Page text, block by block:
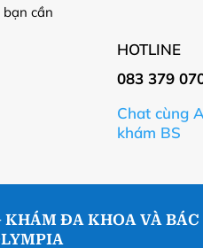
cần
HOTLINE
083 379
Chat cùng
khám BS
KHÁM ĐA KHOA VÀ BÁC